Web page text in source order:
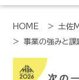
HOME > 土佐
> 事業の強みと課